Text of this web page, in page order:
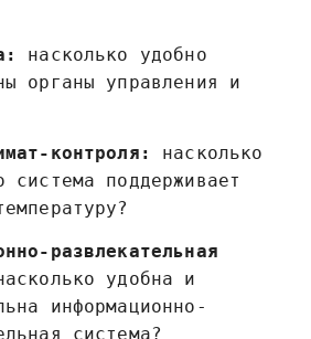
насколько удобно
органы управления и
контроля:
насколько
система поддерживает
развлекательная
удобна и
информационно-
система?